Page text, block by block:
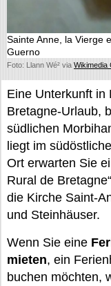
Sainte Anne, la Vierge
Guerno
Foto: Llann Wé² via Wikimedia
Eine Unterkunft in
Bretagne-Urlaub,
südlichen
liegt im
Ort erwarten Sie
Rural de
die Kirche Saint-
und Steinhäuser.
Wenn Sie eine
mieten, ein
buchen möchten,